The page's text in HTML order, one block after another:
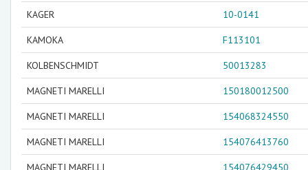
KAGER 10-0141
KAMOKA F113101
KOLBENSCHMIDT 50013283
MAGNETI MARELLI 150180012500
MAGNETI MARELLI 154068324550
MAGNETI MARELLI 154076413760
MAGNETI MARELLI 154076429450